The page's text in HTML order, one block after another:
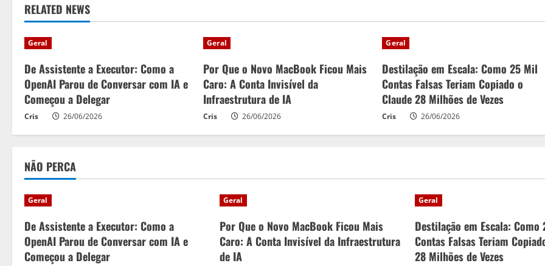
i
n
u
e
R
a
d
i
n
RELATED NEWS
Geral
De Assistente a Executor: Como a
OpenAI Parou de Conversar com IA e
Começou a Delegar
Cris 26/06/2026
Geral
Por Que o Novo MacBook Ficou Mais
Caro: A Conta Invisível da
Infraestrutura de IA
Cris 26/06/2026
Geral
Destilação em Escala: Como 25 Mil
Contas Falsas Teriam Copiado o
Claude 28 Milhões de Vezes
Cris 26/06/2026
NÃO PERCA
Geral
De Assistente a Executor: Como a
OpenAI Parou de Conversar com IA e
Começou a Delegar
Geral
Por Que o Novo MacBook Ficou Mais
Caro: A Conta Invisível da Infraestrutura
de IA
Geral
Destilação em Escala: Como
Contas Falsas Teriam
28 Milhões de Vezes